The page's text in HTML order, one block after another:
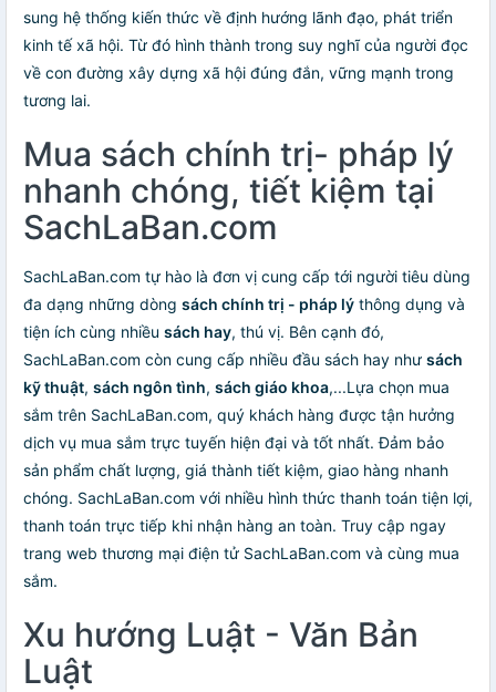
sung hệ thống kiến thức về định hướng lãnh đạo, phát triển
kinh tế xã hội. Từ đó hình thành trong suy nghĩ của người đọc
về con đường xây dựng xã hội đúng đắn, vững mạnh trong
tương lai.
Mua sách chính trị- pháp lý
nhanh chóng, tiết kiệm tại
SachLaBan.com
SachLaBan.com tự hào là đơn vị cung cấp tới người tiêu dùng
đa dạng những dòng sách chính trị - pháp lý thông dụng và
tiện ích cùng nhiều sách hay, thú vị. Bên cạnh đó,
SachLaBan.com còn cung cấp nhiều đầu sách hay như sách
kỹ thuật, sách ngôn tình, sách giáo khoa,...Lựa chọn mua
sắm trên SachLaBan.com, quý khách hàng được tận hưởng
dịch vụ mua sắm trực tuyến hiện đại và tốt nhất. Đảm bảo
sản phẩm chất lượng, giá thành tiết kiệm, giao hàng nhanh
chóng. SachLaBan.com với nhiều hình thức thanh toán tiện lợi,
thanh toán trực tiếp khi nhận hàng an toàn. Truy cập ngay
trang web thương mại điện tử SachLaBan.com và cùng mua
sắm.
Xu hướng Luật - Văn Bản
Luật